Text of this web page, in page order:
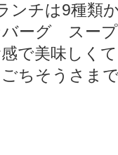
ンチは9種類
ーグ スー
で美味しく
ちそうさま